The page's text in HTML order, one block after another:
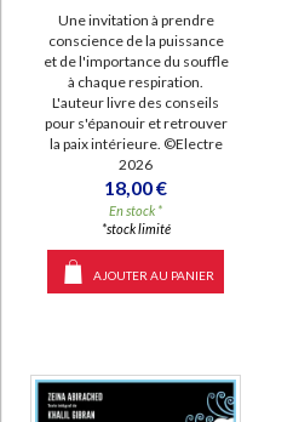
Une invitation à prendre
conscience de la puissance
et de l'importance du souffle
à chaque respiration.
L'auteur livre des conseils
pour s'épanouir et retrouver
la paix intérieure. ©Electre
2026
18,00 €
En stock *
*stock limité
AJOUTER AU PANIER